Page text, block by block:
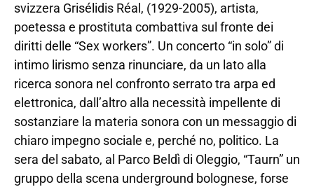
svizzera Grisélidis Réal, (1929-2005), artista,
poetessa e prostituta combattiva sul fronte dei
diritti delle “Sex workers”. Un concerto “in solo” di
intimo lirismo senza rinunciare, da un lato alla
ricerca sonora nel confronto serrato tra arpa ed
elettronica, dall’altro alla necessità impellente di
sostanziare la materia sonora con un messaggio di
chiaro impegno sociale e, perché no, politico. La
sera del sabato, al Parco Beldì di Oleggio, “Taurn” un
gruppo della scena underground bolognese, forse